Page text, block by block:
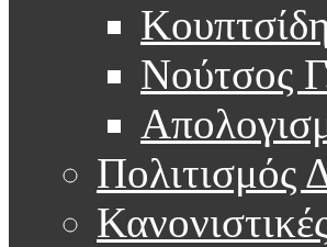
Νούτσος
Πολιτισμός